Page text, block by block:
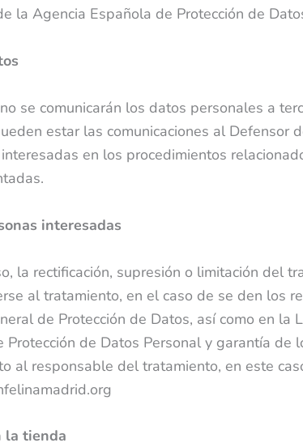
la Agencia Española de Protección de
se comunicarán los datos personales a
estar las comunicaciones al Defensor
en los procedimientos
interesadas
la rectificación, supresión o limitación del
al tratamiento, en el caso de se den los
de Protección de Datos, así como en la
Protección de Datos Personal y garantía de
al responsable del tratamiento, en este
la tienda